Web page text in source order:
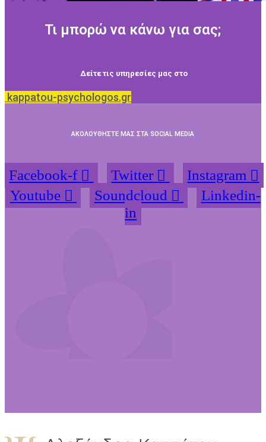
Τι μπορώ να κάνω για σας;
Δείτε τις υπηρεσίες μας στο
kappatou-psychologos.gr
ΑΚΟΛΟΥΘΗΣΤΕ ΜΑΣ ΣΤΑ SOCIAL MEDIA
Facebook-f Twitter
Instagram
Youtube
Soundcloud
Linkedin-
in